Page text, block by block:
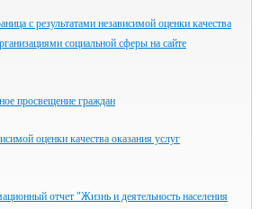
с результатами независимой оценки качества
социальной сферы на сайте
просвещение граждан
оценки качества оказания услуг
отчет "Жизнь и деятельность населения